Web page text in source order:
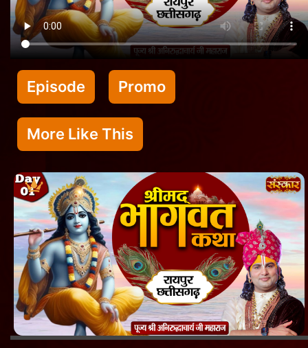
Episode Promo
More Like This